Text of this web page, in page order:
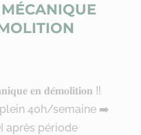
𝐞𝐧 𝐝𝐞́𝐦𝐨𝐥𝐢𝐭𝐢𝐨𝐧 ‼
40h/semaine ➡️
après période